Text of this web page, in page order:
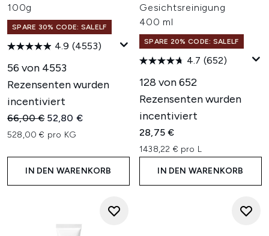
100g
SPARE 30% CODE: SALELF
4.9 (4553)
56 von 4553
Rezensenten wurden
incentiviert
Unverbindliche Preisempfehlung:
66,00 € Aktueller Preis:
52,80 €
528,00 € pro KG
IN DEN WARENKORB
Gesichtsreinigung
400 ml
SPARE 20% CODE: SALELF
4.7 (652)
128 von 652
Rezensenten wurden
incentiviert
28,75 €
1438,22 € pro L
IN DEN WARENKORB